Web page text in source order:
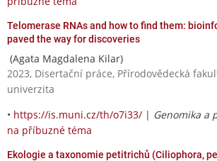
Telomerase RNAs and how to find them:
paved the way for discoveries
(Agata Magdalena Kilar)
2023, Disertační práce, Přírodovědecká
univerzita
• https://is.muni.cz/th/o7i33/ | Genomika a
na příbuzné téma
Ekologie a taxonomie petitrichů (Ciliophora,